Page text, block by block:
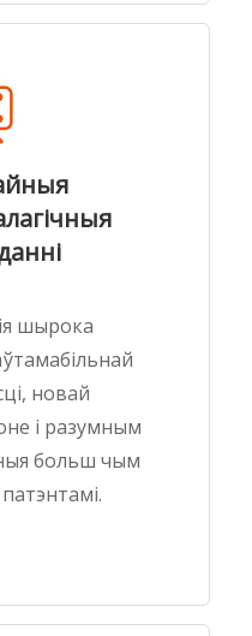
шырока
новай
і разумным
больш чым